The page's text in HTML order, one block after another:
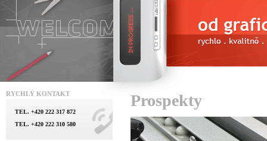
Prospekty
RYCHLÝ KONTAKT
TEL. +420 222 317 872
TEL. +420 222 310 580